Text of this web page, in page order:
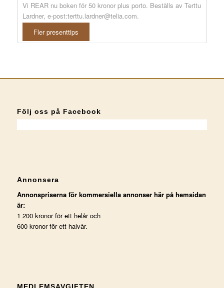
Vi REAR nu boken för 50 kronor plus porto. Beställs av Terttu
Lardner, e-post:terttu.lardner@telia.com.
Fler presenttips
Följ oss på Facebook
Annonsera
Annonspriserna för kommersiella annonser här på hemsidan
är:
1 200 kronor för ett helår och
600 kronor för ett halvår.